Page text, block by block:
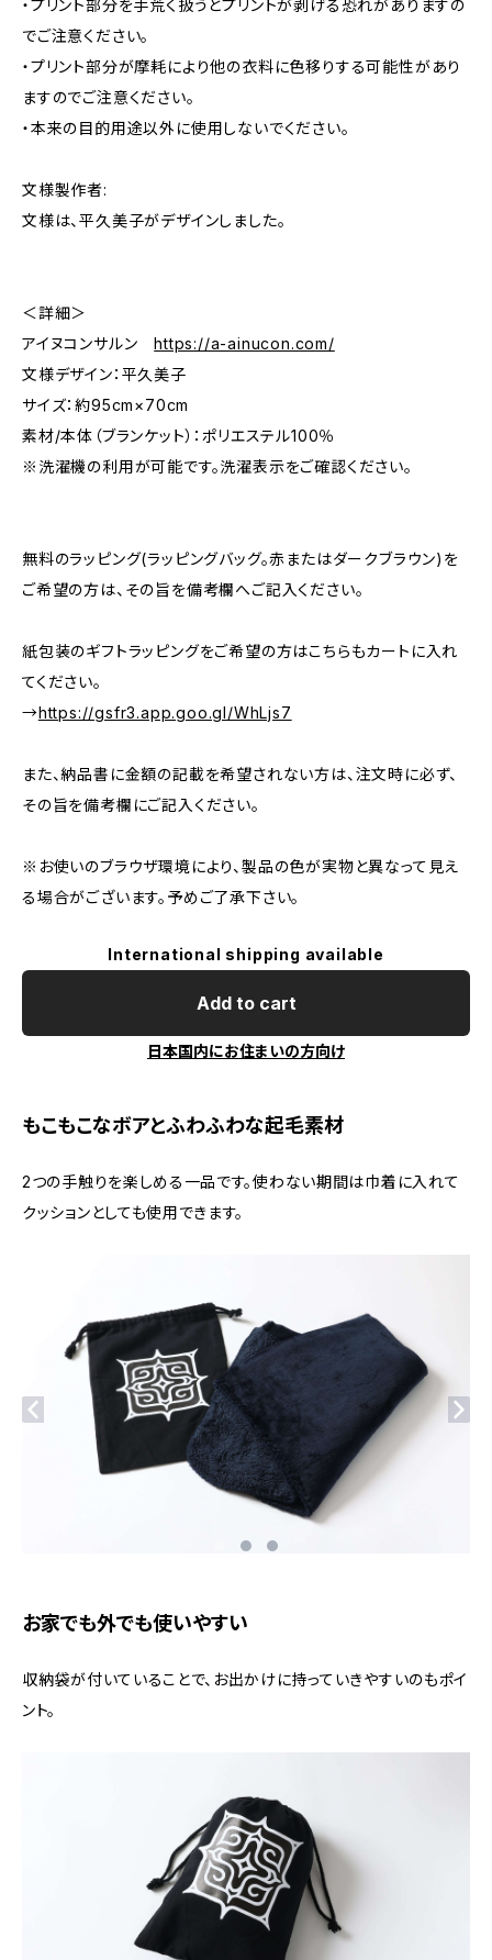
・プリント部分を手荒く扱うとプリントが剥げる恐れがありますの
でご注意ください。
・プリント部分が摩耗により他の衣料に色移りする可能性があり
ますのでご注意ください。
・本来の目的用途以外に使用しないでください。
文様製作者:
文様は、平久美子がデザインしました。
＜詳細＞
アイヌコンサルンhttps://a-ainucon.com/
文様デザイン：平久美子
サイズ：約95cm×70cm
素材/本体（ブランケット）：ポリエステル100％
※洗濯機の利用が可能です。洗濯表示をご確認ください。
無料のラッピング(ラッピングバッグ。赤またはダークブラウン)を
ご希望の方は、その旨を備考欄へご記入ください。
紙包装のギフトラッピングをご希望の方はこちらもカートに入れ
てください。
→https://gsfr3.app.goo.gl/WhLjs7
また、納品書に金額の記載を希望されない方は、注文時に必ず、
その旨を備考欄にご記入ください。
※お使いのブラウザ環境により、製品の色が実物と異なって見え
る場合がございます。予めご了承下さい。
International shipping available
Add to cart
日本国内にお住まいの方向け
もこもこなボアとふわふわな起毛素材
2つの手触りを楽しめる一品です。使わない期間は巾着に入れて
クッションとしても使用できます。
お家でも外でも使いやすい
収納袋が付いていることで、お出かけに持っていきやすいのもポイ
ント。